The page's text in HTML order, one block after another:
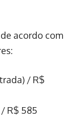
acordo com
/ R$
R$ 585